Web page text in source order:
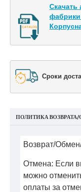
Скачать
фабрики
Сроки
ПОЛИТИКА
Возврат/
Отмена: Если
можно
оплаты за